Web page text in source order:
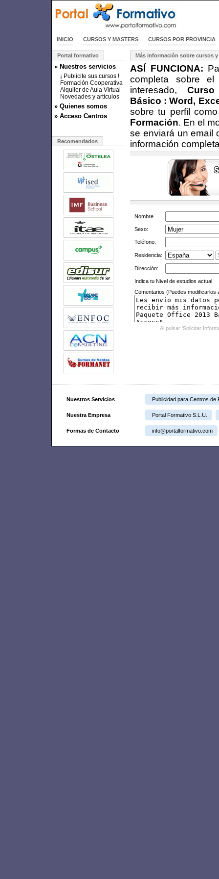
INICIO CURSOS Y MASTERS CURSOS POR PROVINCIA
Portal formativo
» Nuestros servicios
¡ Publicite sus cursos !
Formación Cooperativa
Alquiler de Aula Virtual
Novedades y artículos
» Quienes somos
» Acceso Centros
Recomendados
Más información sobre cursos y
ASÍ FUNCIONA:
completa sobre
interesado,
Básico : Word,
sobre tu perfil
Formación. En el
se enviará un email
información
Nombre
Sexo:
Teléfono:
Residencia:
Dirección:
Indica tu Nivel de estudios actual
Comentarios (Puedes modificarlos
Al pulsar 'Solicitar
Nuestros Servicios Publicidad para Centros de
Nuestra Empresa Portal Formativo S.L.U.
Formas de Contacto info@portalformativo.com